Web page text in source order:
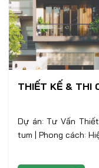
THIẾT KẾ & THI
Dự án: Tư Vấn Thiết Kế nhà
tum | Phong cách: